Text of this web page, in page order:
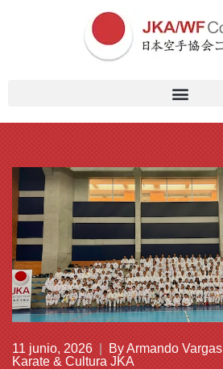
11 junio, 2026 | ByArmando Vargas
Karate & Cultura JKA